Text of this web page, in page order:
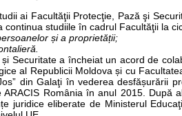
ai Facultăţii Protecţie, Pază şi
continua studiile în cadrul Facultăţii la
și a proprietății;
Securitate a încheiat un acord de
al Republicii Moldova și cu
din Galaţi în vederea desfășurării
ARACIS România în anul 2015. După
juridice eliberate de Ministerul